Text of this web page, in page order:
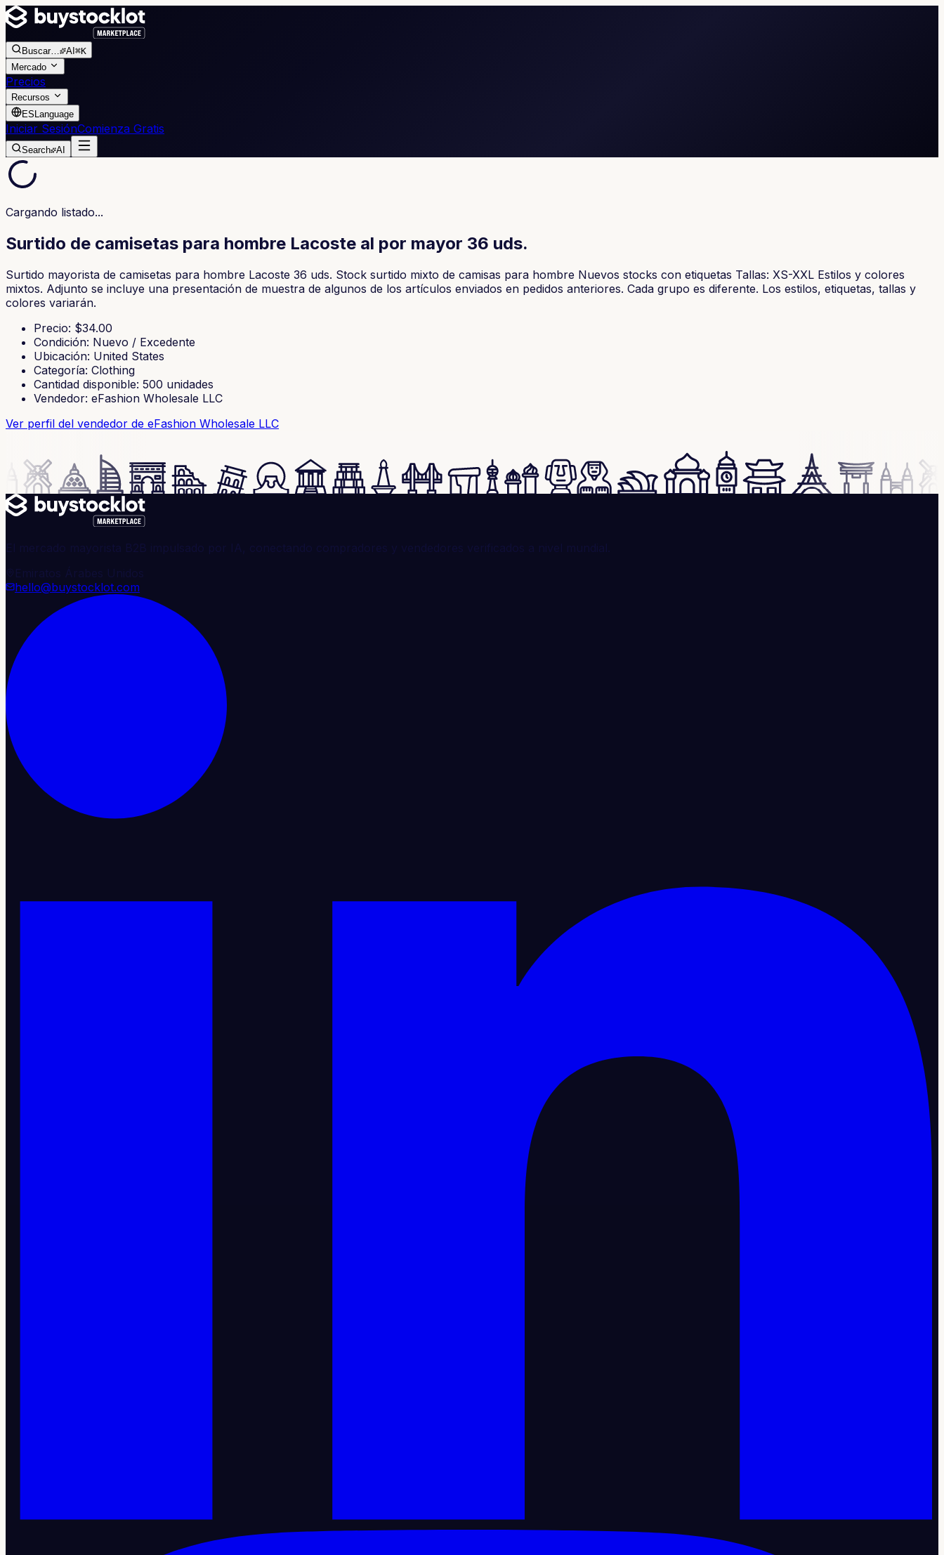
Buscar… AI ⌘K
Mercado
Precios
Recursos
ES Language
Iniciar SesiónComienza Gratis
Search AI
Cargando listado...
Surtido de camisetas para hombre Lacoste al por mayor 36 uds.
Surtido mayorista de camisetas para hombre Lacoste 36 uds. Stock surtido mixto de camisas para hombre Nuevos stocks con etiquetas Tallas: XS-XXL Estilos y colores
mixtos. Adjunto se incluye una presentación de muestra de algunos de los artículos enviados en pedidos anteriores. Cada grupo es diferente. Los estilos, etiquetas, tallas y
colores variarán.
Precio: $34.00
Condición: Nuevo / Excedente
Ubicación: United States
Categoría: Clothing
Cantidad disponible: 500 unidades
Vendedor: eFashion Wholesale LLC
Ver perfil del vendedor de eFashion Wholesale LLC
El mercado mayorista B2B impulsado por IA, conectando compradores y vendedores verificados a nivel mundial.
Emiratos Árabes Unidos
hello@buystocklot.com